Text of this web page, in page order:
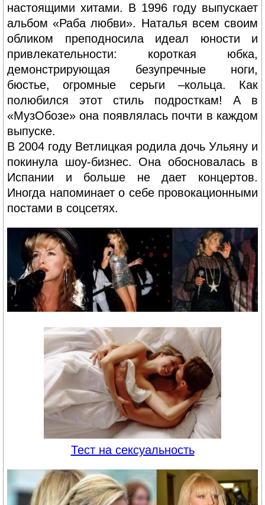
настоящими хитами. В 1996 году выпускает
альбом «Раба любви». Наталья всем своим
обликом преподносила идеал юности и
привлекательности: короткая юбка,
демонстрирующая безупречные ноги,
бюстье, огромные серьги –кольца. Как
полюбился этот стиль подросткам! А в
«МузОбозе» она появлялась почти в каждом
выпуске.
В 2004 году Ветлицкая родила дочь Ульяну и
покинула шоу-бизнес. Она обосновалась в
Испании и больше не дает концертов.
Иногда напоминает о себе провокационными
постами в соцсетях.
Тест на сексуальность